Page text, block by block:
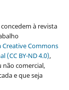
à revista
Creative Commons
(CC BY-ND 4.0),
não comercial,
e que seja